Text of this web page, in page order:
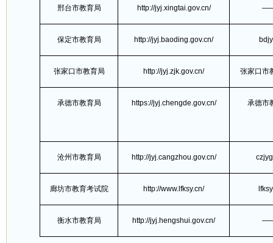
邢台市教育局 http://jyj.xingtai.gov.cn/
保定市教育局 http://jyj.baoding.gov.cn/
张家口市教育局 http://jyj.zjk.gov.cn/ 张家口市
承德市教育局 https://jyj.chengde.gov.cn/ 承德市
沧州市教育局 http://jyj.cangzhou.gov.cn/
廊坊市教育考试院 http://www.lfksy.cn/
衡水市教育局 http://jyj.hengshui.gov.cn/